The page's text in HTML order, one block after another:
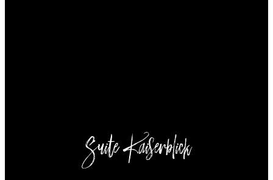
Suite Kaiserblick